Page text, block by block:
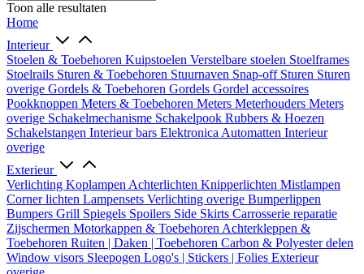
Toon alle resultaten
Home
Interieur
Stoelen & Toebehoren Kuipstoelen Verstelbare stoelen Stoelframes
Stoelrails Sturen & Toebehoren Stuurnaven Snap-off Sturen Sturen
overige Gordels & Toebehoren Gordels Gordel accessoires
Pookknoppen Meters & Toebehoren Meters Meterhouders Meters
overige Schakelmechanisme Schakelpook Rubbers & Hoezen
Schakelstangen Interieur bars Elektronica Automatten Interieur
overige
Exterieur
Verlichting Koplampen Achterlichten Knipperlichten Mistlampen
Corner lichten Lampensets Verlichting overige Bumperlippen
Bumpers Grill Spiegels Spoilers Side Skirts Carrosserie reparatie
Zijschermen Motorkappen & Toebehoren Achterkleppen &
Toebehoren Ruiten | Daken | Toebehoren Carbon & Polyester delen
Window visors Sleepogen Logo's | Stickers | Folies Exterieur